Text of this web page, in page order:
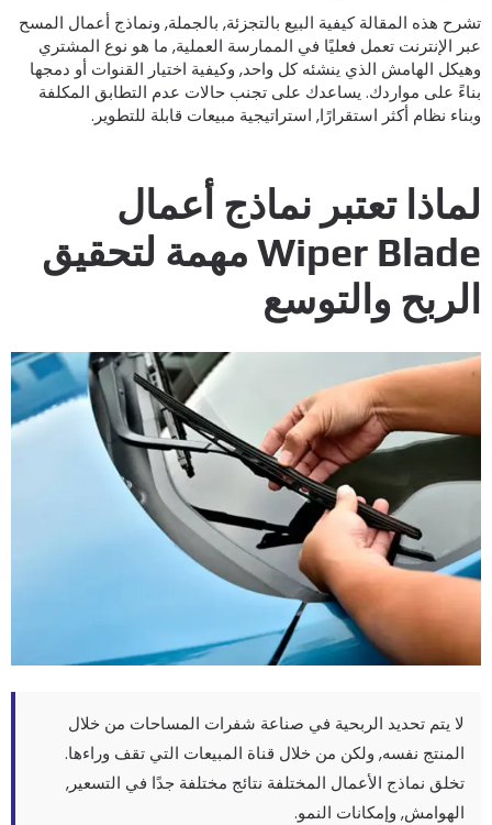
هذه المقالة كيفية البيع بالتجزئة, بالجملة, ونماذج أعمال المسح
الإنترنت تعمل فعليًا في الممارسة العملية, ما هو نوع المشتري
الهامش الذي ينشئه كل واحد, وكيفية اختيار القنوات أو دمجها
على مواردك. يساعدك على تجنب حالات عدم التطابق المكلفة
نظام أكثر استقرارًا, استراتيجية مبيعات قابلة للتطوير.
تعتبر نماذج أعمال
Wiper Blade مهمة لتحقيق
والتوسع
لا يتم تحديد الربحية في صناعة شفرات المساحات من خلال
المنتج نفسه, ولكن من خلال قناة المبيعات التي تقف وراءها.
تخلق نماذج الأعمال المختلفة نتائج مختلفة جدًا في التسعير,
الهوامش, وإمكانات النمو.